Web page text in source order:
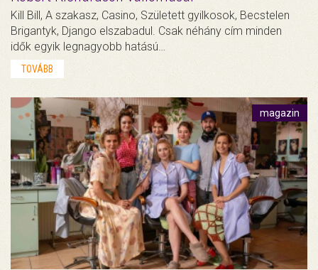
Kill Bill, A szakasz, Casino, Született gyilkosok, Becstelen
Brigantyk, Django elszabadul. Csak néhány cím minden
idők egyik legnagyobb hatású…
TOVÁBB
magazin